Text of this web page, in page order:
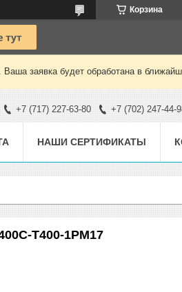
Корзина
заявка будет обработана в
+7 (717) 227-63-80 +7 (702) 247-44-
НАШИ СЕРТИФИКАТЫ
Т400-1РМ17